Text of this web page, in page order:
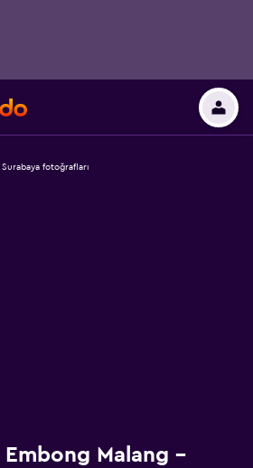
Malang -
fotoğrafları